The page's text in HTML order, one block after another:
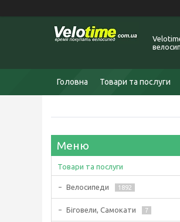
Головна Товари та послуги
Товари та послуги
Велосипеди 1892
Біговели, Самокати 7